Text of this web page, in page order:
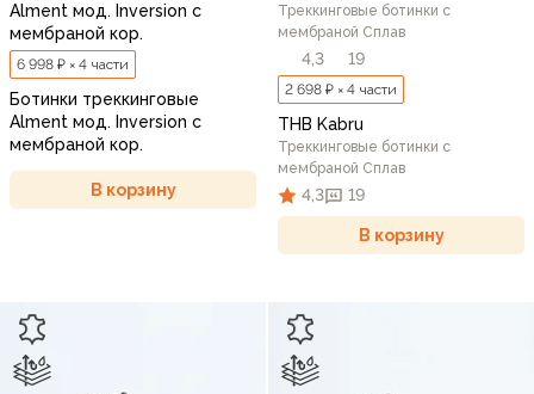
Alment мод. Inversion с
мембраной кор.
6 998 ₽ × 4 части
Ботинки треккинговые
Alment мод. Inversion с
мембраной кор.
В корзину
Треккинговые ботинки c
мембраной Сплав
4,3 19
2 698 ₽ × 4 части
THB Kabru
Треккинговые ботинки c
мембраной Сплав
4,3 19
В корзину